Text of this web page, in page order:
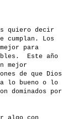
quiero decir
cumplan. Los
para
Este año
mejor
de que Dios
lo bueno o lo
dominados por